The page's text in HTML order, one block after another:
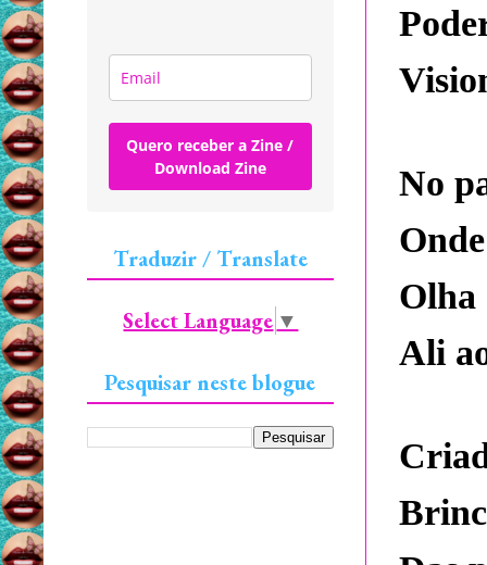
No
Olha
Ali
Quero receber a Zine /
Download Zine
Traduzir / Translate
Select Language ▼
Pesquisar neste blogue